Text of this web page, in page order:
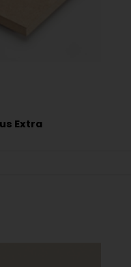
Extra